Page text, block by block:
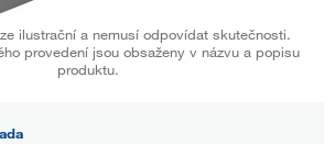
ilustrační a nemusí odpovídat skutečnosti.
provedení jsou obsaženy v názvu a popisu
produktu.